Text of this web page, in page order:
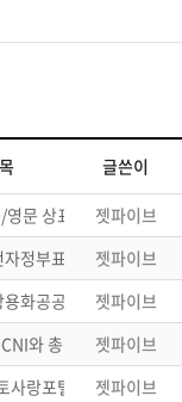
글쓴이
영문 상표출원 완료
젯파이브
정부표준프레임워크 호
젯파이브
화공공CMS솔루션 전
젯파이브
와 총판 계약 체결
젯파이브
사랑포털리뉴얼 프로젝
젯파이브